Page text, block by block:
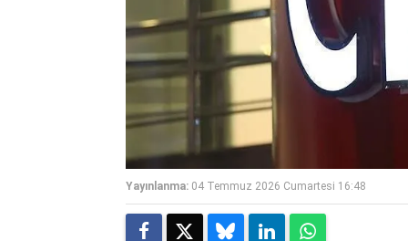
Yayınlanma: 04 Temmuz 2026 Cumartesi 16:48